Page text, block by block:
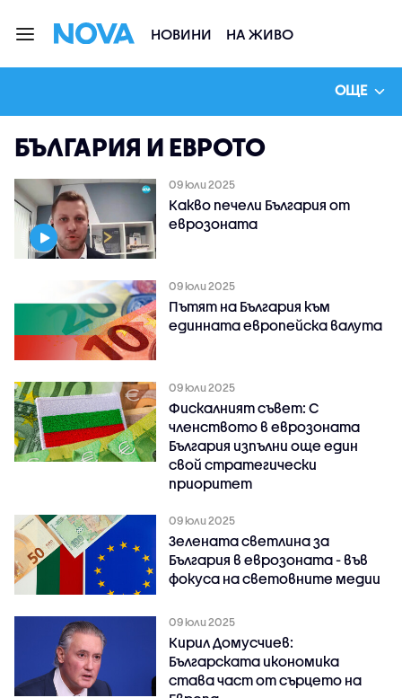
НОВИНИ НА ЖИВО
ОЩЕ
БЪЛГАРИЯ И ЕВРОТО
09 юли 2025
Какво печели България от
еврозоната
09 юли 2025
Пътят на България към
единната европейска валута
09 юли 2025
Фискалният съвет: С
членството в еврозоната
България изпълни още един
свой стратегически
приоритет
09 юли 2025
Зелената светлина за
България в еврозоната - във
фокуса на световните медии
09 юли 2025
Кирил Домусчиев:
Българската икономика
става част от сърцето на